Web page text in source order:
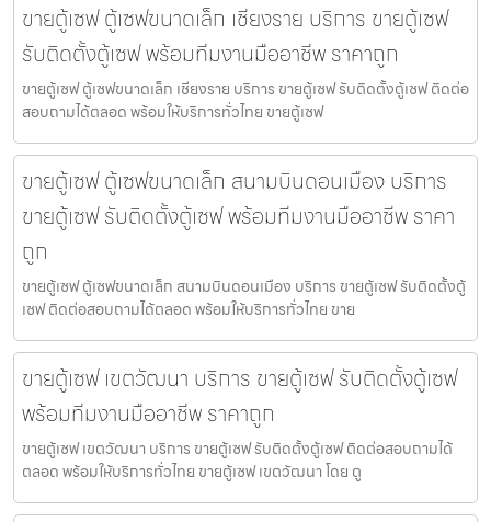
ขายตู้เซฟ ตู้เซฟขนาดเล็ก เชียงราย บริการ ขายตู้เซฟ
รับติดตั้งตู้เซฟ พร้อมทีมงานมืออาชีพ ราคาถูก
ขายตู้เซฟ ตู้เซฟขนาดเล็ก เชียงราย บริการ ขายตู้เซฟ รับติดตั้งตู้เซฟ ติดต่อ
สอบถามได้ตลอด พร้อมให้บริการทั่วไทย ขายตู้เซฟ
ขายตู้เซฟ ตู้เซฟขนาดเล็ก สนามบินดอนเมือง บริการ
ขายตู้เซฟ รับติดตั้งตู้เซฟ พร้อมทีมงานมืออาชีพ ราคา
ถูก
ขายตู้เซฟ ตู้เซฟขนาดเล็ก สนามบินดอนเมือง บริการ ขายตู้เซฟ รับติดตั้งตู้
เซฟ ติดต่อสอบถามได้ตลอด พร้อมให้บริการทั่วไทย ขาย
ขายตู้เซฟ เขตวัฒนา บริการ ขายตู้เซฟ รับติดตั้งตู้เซฟ
พร้อมทีมงานมืออาชีพ ราคาถูก
ขายตู้เซฟ เขตวัฒนา บริการ ขายตู้เซฟ รับติดตั้งตู้เซฟ ติดต่อสอบถามได้
ตลอด พร้อมให้บริการทั่วไทย ขายตู้เซฟ เขตวัฒนา โดย ตู